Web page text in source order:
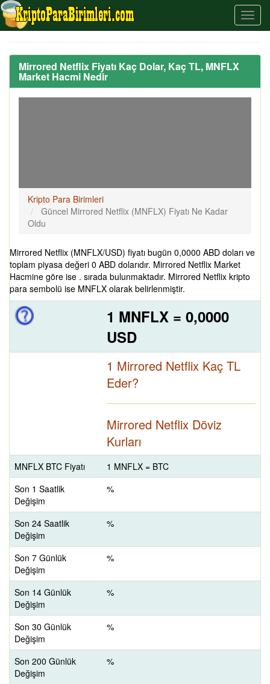
Mirrored Netflix Fiyatı Kaç Dolar, Kaç TL, MNFLX
Market Hacmi Nedir
Kripto Para Birimleri
Güncel Mirrored Netflix (MNFLX) Fiyatı Ne Kadar
Oldu
Mirrored Netflix (MNFLX/USD) fiyatı bugün 0,0000 ABD doları ve
toplam piyasa değeri 0 ABD dolarıdır. Mirrored Netflix Market
Hacmine göre ise . sırada bulunmaktadır. Mirrored Netflix kripto
para sembolü ise MNFLX olarak belirlenmiştir.
1 MNFLX = 0,0000
USD
1 Mirrored Netflix Kaç TL
Eder?
Mirrored Netflix Döviz
Kurları
MNFLX BTC Fiyatı
1 MNFLX = BTC
Son 1 Saatlik
Değişim
%
Son 24 Saatlik
Değişim
%
Son 7 Günlük
Değişim
%
Son 14 Günlük
Değişim
%
Son 30 Günlük
Değişim
%
Son 200 Günlük
Değişim
%